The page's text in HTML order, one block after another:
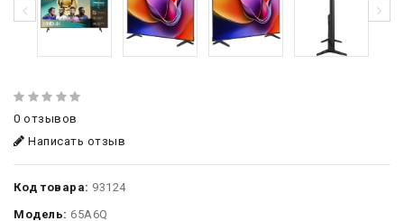
0 отзывов
Написать отзыв
Код товара: 93124
Модель: 65A6Q